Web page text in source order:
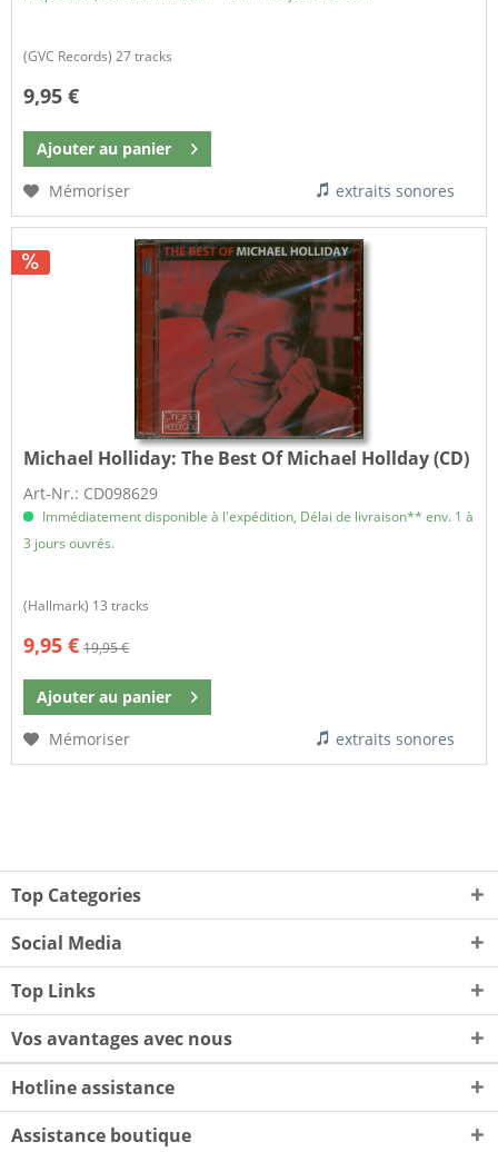
(GVC Records) 27 tracks
9,95 €
Ajouter au panier
Mémoriser
extraits sonores
Michael Holliday: The Best Of Michael Hollday (CD)
Art-Nr.: CD098629
Immédiatement disponible à l'expédition, Délai de livraison** env. 1 à
3 jours ouvrés.
(Hallmark) 13 tracks
9,95 € 19,95 €
Ajouter au panier
Mémoriser
extraits sonores
Top Categories
Social Media
Top Links
Vos avantages avec nous
Hotline assistance
Assistance boutique